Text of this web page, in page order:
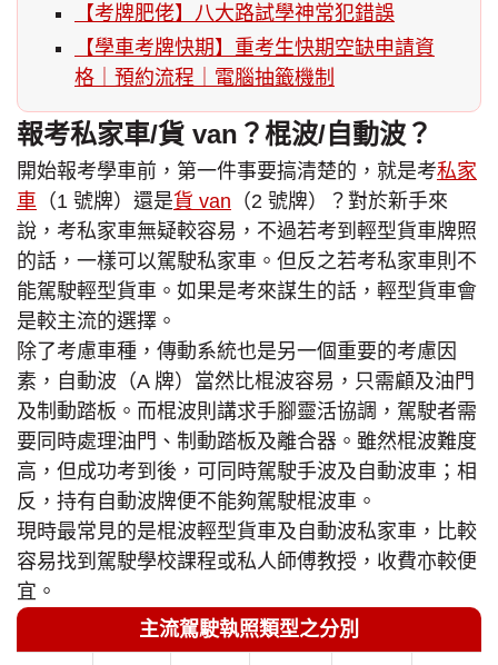
【考牌肥佬】八大路試學神常犯錯誤
【學車考牌快期】重考生快期空缺申請資
格｜預約流程｜電腦抽籤機制
報考私家車/貨 van？棍波/自動波？
開始報考學車前，第一件事要搞清楚的，就是考私家
車 （1 號牌）還是貨 van （2 號牌）？對於新手來
說，考私家車無疑較容易，不過若考到輕型貨車牌照
的話，一樣可以駕駛私家車。但反之若考私家車則不
能駕駛輕型貨車。如果是考來謀生的話，輕型貨車會
是較主流的選擇。
除了考慮車種，傳動系統也是另一個重要的考慮因
素，自動波（A 牌）當然比棍波容易，只需顧及油門
及制動踏板。而棍波則講求手腳靈活協調，駕駛者需
要同時處理油門、制動踏板及離合器。雖然棍波難度
高，但成功考到後，可同時駕駛手波及自動波車；相
反，持有自動波牌便不能夠駕駛棍波車。
現時最常見的是棍波輕型貨車及自動波私家車，比較
容易找到駕駛學校課程或私人師傅教授，收費亦較便
宜。
主流駕駛執照類型之分別